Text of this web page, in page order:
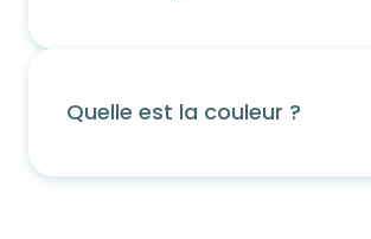
Quelle est la couleur ?